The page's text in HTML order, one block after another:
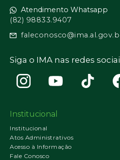
Atendimento Whatsapp
(82) 98833.9407
Siga o IMA nas redes
Institucional
Institucional
Atos Administrativos
Acesso à Informação
Fale Conosco